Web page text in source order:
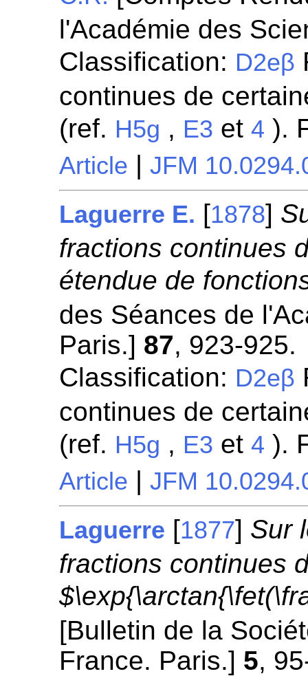
l'Académie des
Classification: D2eβ
continues de
(ref. H5g , E3 et4 ).
Article |JFM
Laguerre E. [1878]
fractions continues
étendue de
des Séances de
Paris.] 87, 923-925.
Classification: D2eβ
continues de
(ref. H5g , E3 et4 ).
Article |JFM
Laguerre [1877] Sur
fractions continues
[Bulletin de la
France. Paris.] 5,